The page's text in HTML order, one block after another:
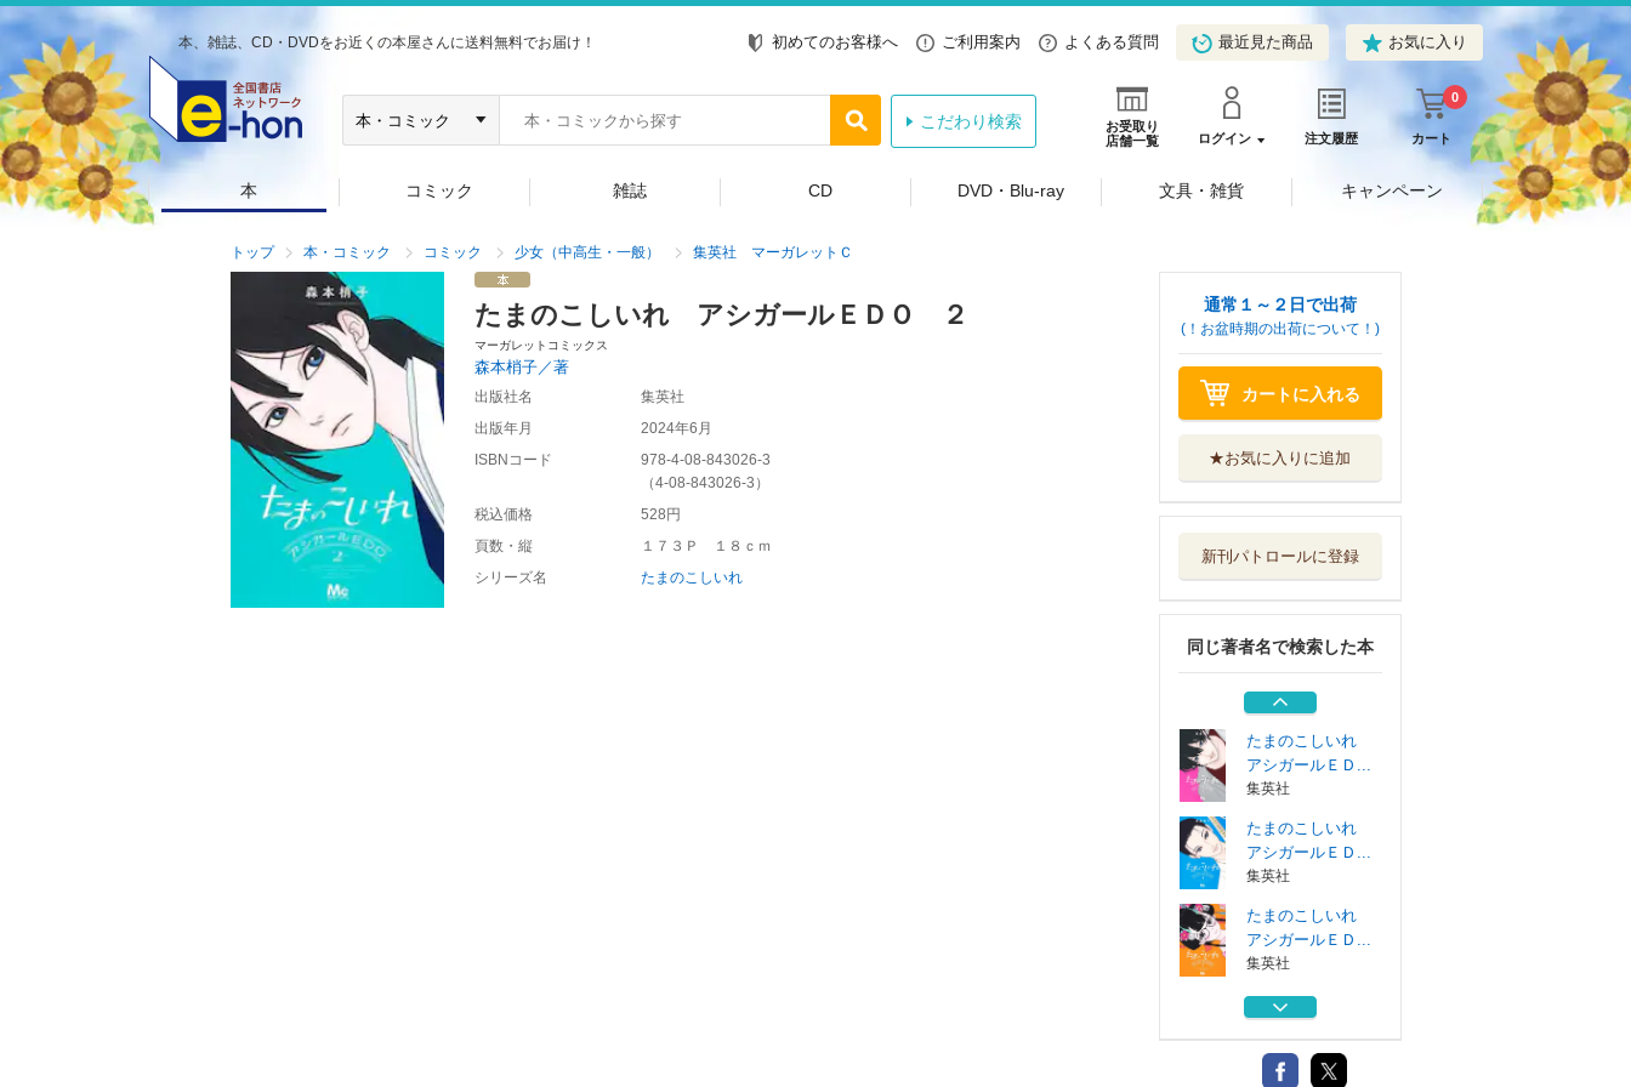
本、雑誌、CD・DVDをお近くの本屋さんに送料無料でお届け！ 初めてのお客様へ ご利用案内 よくある質問 最近見た商品 お気に入り
お受取り
店舗一覧
ログイン 注文履歴 カート
0
こだわり検索
本 コミック 雑誌 CD DVD・Blu-ray 文具・雑貨 キャンペーン
トップ 本・コミック コミック 少女（中高生・一般） 集英社 マーガレットＣ
たまのこしいれ アシガールＥＤＯ ２
マーガレットコミックス
森本梢子／著
出版社名
集英社
出版年月
2024年6月
ISBNコード
978-4-08-843026-3
（4-08-843026-3 ）
税込価格
528円
頁数・縦
１７３Ｐ １８ｃｍ
シリーズ名
たまのこしいれ
通常１～２日で出荷
(！お盆時期の出荷について！)
カートに入れる
★お気に入りに追加
新刊パトロールに登録
同じ著者名で検索した本
たまのこしいれ
アシガールＥＤ...
たまのこしいれ
集英社
じゃのめのめ １
集英社
たまのこしいれ
アシガールＥＤ...
集英社
たまのこしいれ
アシガールＥＤ...
集英社
たまのこしいれ
アシガールＥＤ...
集英社
たまのこしいれ
集英社